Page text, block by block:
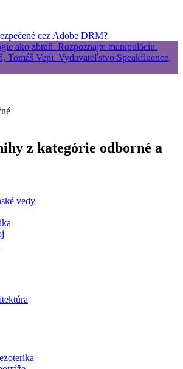
cez Adobe DRM?
z kategórie odborné a
vedy